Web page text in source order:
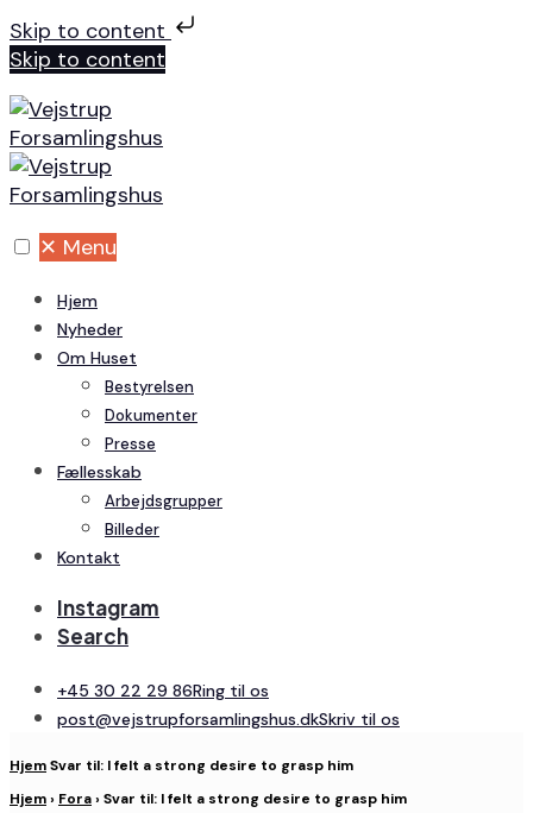
Skip to content
Skip to content
✕ Menu
Hjem
Nyheder
Om Huset
Bestyrelsen
Dokumenter
Presse
Fællesskab
Arbejdsgrupper
Billeder
Kontakt
Instagram
Search
+45 30 22 29 86Ring til os
post@vejstrupforsamlingshus.dkSkriv til os
HjemSvar til: I felt a strong desire to grasp him
Hjem› Fora› Svar til: I felt a strong desire to grasp him